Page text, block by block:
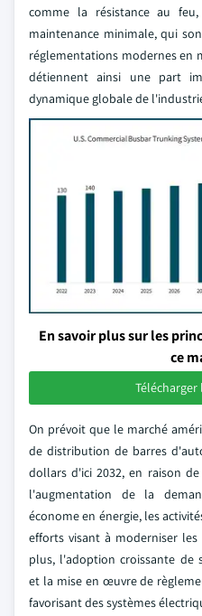
comme la résistance au
maintenance minimale, qui
réglementations modernes en
détiennent ainsi une part
dynamique globale de
En savoir plus sur les
ce
Télécharger
On prévoit que le marché
de distribution de barres
dollars d'ici 2032, en raison
l'augmentation de la
économe en énergie, les
efforts visant à moderniser
plus, l'adoption croissante de
et la mise en œuvre de
favorisant des systèmes